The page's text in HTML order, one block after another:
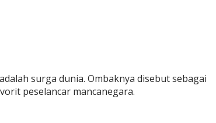
surga dunia. Ombaknya disebut sebagai
peselancar mancanegara.